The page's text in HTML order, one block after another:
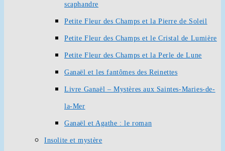
scaphandre
Petite Fleur des Champs et la Pierre de Soleil
Petite Fleur des Champs et le Cristal de Lumière
Petite Fleur des Champs et la Perle de Lune
Ganaël et les fantômes des Reinettes
Livre Ganaël – Mystères aux Saintes-Maries-de-
la-Mer
Ganaël et Agathe : le roman
Insolite et mystère